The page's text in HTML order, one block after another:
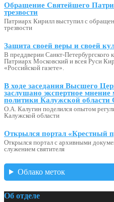
Обращение Святейшего
трезвости
Патриарх Кирилл выступил с
трезвости
Защита своей веры и своей
В преддверии Санкт-Петербургского
Патриарх Московский и всея Руси
«Российской газете».
В ходе заседания Высшего
заслушано экспертное
политики Калужской
О.А. Калугин поделился опытом
Калужской области
Открылся портал «Крестный
Открылся портал с архивными
служением святителя
Облако меток
Об отделе